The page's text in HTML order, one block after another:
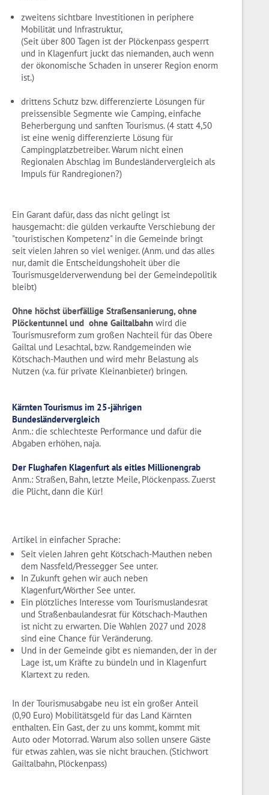
zweitens sichtbare Investitionen in periphere
Mobilität und Infrastruktur,
(Seit über 800 Tagen ist der Plöckenpass gesperrt
und in Klagenfurt juckt das niemanden, auch wenn
der ökonomische Schaden in unserer Region enorm
ist.)
drittens Schutz bzw. differenzierte Lösungen für
preissensible Segmente wie Camping, einfache
Beherbergung und sanften Tourismus. (4 statt 4,50
ist eine wenig differenzierte Lösung für
Campingplatzbetreiber. Warum nicht einen
Regionalen Abschlag im Bundesländervergleich als
Impuls für Randregionen?)
Ein Garant dafür, dass das nicht gelingt ist
hausgemacht: die gülden verkaufte Verschiebung der
"touristischen Kompetenz" in die Gemeinde bringt
seit vielen Jahren so viel weniger. (Anm. und das alles
nur, damit die Entscheidungshoheit über die
Tourismusgelderverwendung bei der Gemeindepolitik
bleibt)
Ohne höchst überfällige Straßensanierung, ohne
Plöckentunnel und ohne Gailtalbahn wird die
Tourismusreform zum großen Nachteil für das Obere
Gailtal und Lesachtal, bzw. Randgemeinden wie
Kötschach-Mauthen und wird mehr Belastung als
Nutzen (v.a. für private Kleinanbieter) bringen.
Kärnten Tourismus im 25-jährigen
Bundesländervergleich
Anm.: die schlechteste Performance und dafür die
Abgaben erhöhen, naja.
Der Flughafen Klagenfurt als eitles Millionengrab
Anm.: Straßen, Bahn, letzte Meile, Plöckenpass. Zuerst
die Plicht, dann die Kür!
Artikel in einfacher Sprache:
Seit vielen Jahren geht Kötschach-Mauthen neben
dem Nassfeld/Pressegger See unter.
In Zukunft gehen wir auch neben
Klagenfurt/Wörther See unter.
Ein plötzliches Interesse vom Tourismuslandesrat
und Straßenbaulandesrat für Kötschach-Mauthen
ist nicht zu erwarten. Die Wahlen 2027 und 2028
sind eine Chance für Veränderung.
Und in der Gemeinde gibt es niemanden, der in der
Lage ist, um Kräfte zu bündeln und in Klagenfurt
Klartext zu reden.
In der Tourismusabgabe neu ist ein großer Anteil
(0,90 Euro) Mobilitätsgeld für das Land Kärnten
enthalten. Ein Gast, der zu uns kommt, kommt mit
Auto oder Motorrad. Warum also sollen unsere Gäste
für etwas zahlen, was sie nicht brauchen. (Stichwort
Gailtalbahn, Plöckenpass)